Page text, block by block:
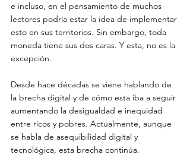
e incluso, en el pensamiento de muchos
lectores podría estar la idea de implementar
esto en sus territorios. Sin embargo, toda
moneda tiene sus dos caras. Y esta, no es la
excepción.
Desde hace décadas se viene hablando de
la brecha digital y de cómo esta iba a seguir
aumentando la desigualdad e inequidad
entre ricos y pobres. Actualmente, aunque
se habla de asequibilidad digital y
tecnológica, esta brecha continúa.